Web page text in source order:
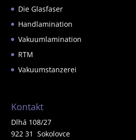
Die Glasfaser
Handlamination
Vakuumlamination
RTM
Vakuumstanzerei
Kontakt
Dlhá 108/27
922 31 Sokolovce